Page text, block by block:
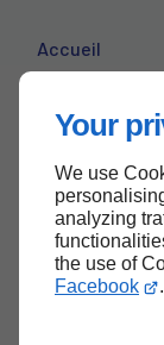
Your
We use
analyzing
the use of
Facebook
.
Accueil
Mentions
Plan du site